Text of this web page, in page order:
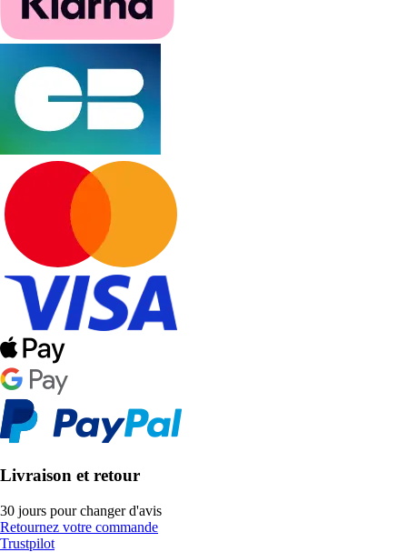
Livraison et retour
30 jours pour changer d'avis
Retournez votre commande
Trustpilot